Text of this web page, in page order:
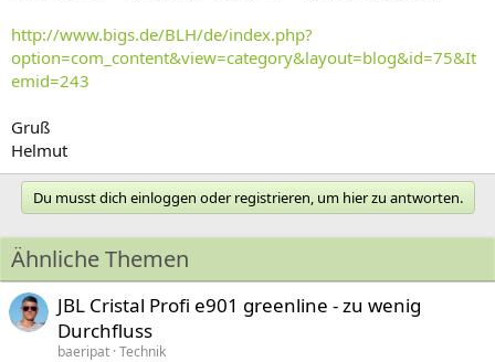
http://www.bigs.de/BLH/de/index.php?
option=com_content&view=category&layout=blog&id=75&It
emid=243
Gruß
Helmut
Du musst dich einloggen oder registrieren, um hier zu antworten.
Ähnliche Themen
JBL Cristal Profi e901 greenline - zu wenig
Durchfluss
baeripat Technik